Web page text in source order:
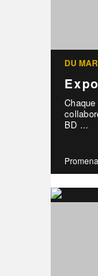
DU
BD ...